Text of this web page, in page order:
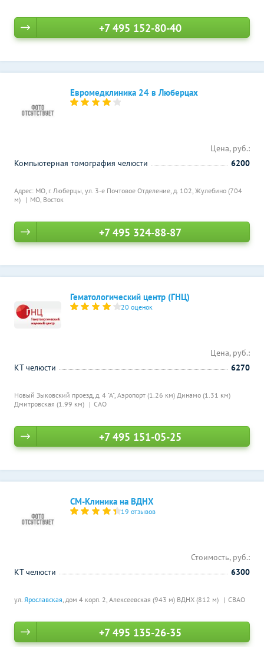
+7 495 152-80-40
Евромедклиника 24 в Люберцах
Адрес: МО, г. Люберцы, ул. 3-е Почтовое Отделение, д. 102, Жулебино (704
м)
МО, Восток
Цена, руб.:
Компьютерная томография челюсти
6200
+7 495 324-88-87
Гематологический центр (ГНЦ)
20 оценок
Новый Зыковский проезд, д. 4 "А", Аэропорт (1.26 км) Динамо (1.31 км)
Дмитровская (1.99 км)
САО
Цена, руб.:
КТ челюсти
6270
+7 495 151-05-25
СМ-Клиника на ВДНХ
19 отзывов
ул. Ярославская, дом 4 корп. 2, Алексеевская (943 м) ВДНХ (812 м) СВАО
Стоимость, руб.:
КТ челюсти
6300
+7 495 135-26-35